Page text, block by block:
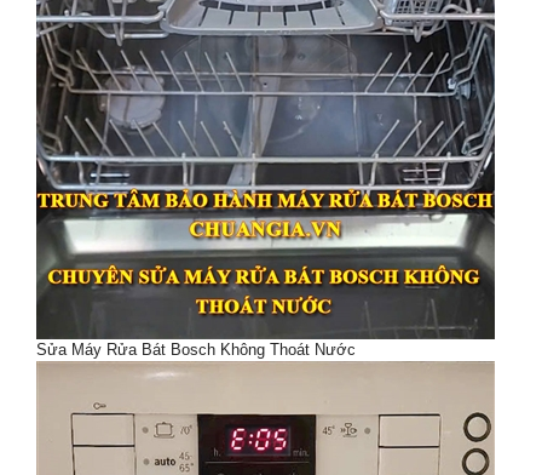
Sửa Máy Rửa Bát Bosch Không Thoát Nước